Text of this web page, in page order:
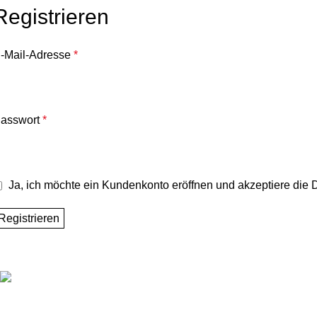
Mail-Adresse *
*
Ja, ich möchte ein Kundenkonto eröffnen und akzeptiere die